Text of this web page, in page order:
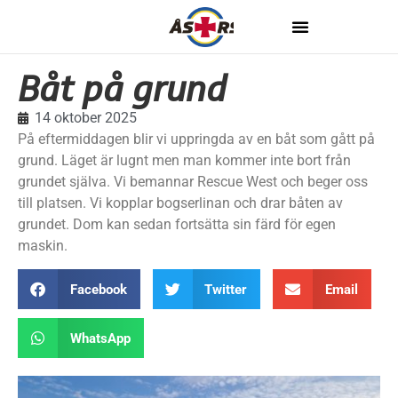
Båt på grund
14 oktober 2025
På eftermiddagen blir vi uppringda av en båt som gått på
grund. Läget är lugnt men man kommer inte bort från
grundet själva. Vi bemannar Rescue West och beger oss
till platsen. Vi kopplar bogserlinan och drar båten av
grundet. Dom kan sedan fortsätta sin färd för egen
maskin.
Facebook Twitter Email
WhatsApp